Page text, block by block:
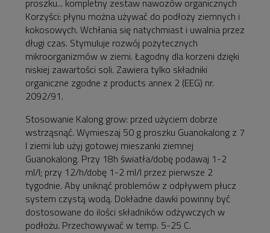
proszku... kompletny zestaw nawozów organicznych
Korzyści: płynu można używać do podłoży ziemnych i
kokosowych. Wchłania się natychmiast i uwalnia przez
długi czas. Stymuluje rozwój pożytecznych
mikroorganizmów w ziemi. Łagodny dla korzeni dzięki
niskiej zawartości soli. Zawiera tylko składniki
organiczne zgodne z products annex 2 (EEG) nr.
2092/91.
Stosowanie Kalong grow: przed użyciem dobrze
wstrząsnąć. Wymieszaj 50 g proszku Guanokalong z 7
l ziemi lub użyj gotowej mieszanki ziemnej
Guanokalong. Przy 18h światła/dobę podawaj 1-2
ml/l; przy 12/h/dobę 1-2 ml/l przez pierwsze 2
tygodnie. Aby uniknąć problemów z odpływem płucz
system czystą wodą. Dokładne dawki powinny być
dostosowane do ilości składników odżywczych w
podłożu. Przechowywać w temp. 5-25 C.